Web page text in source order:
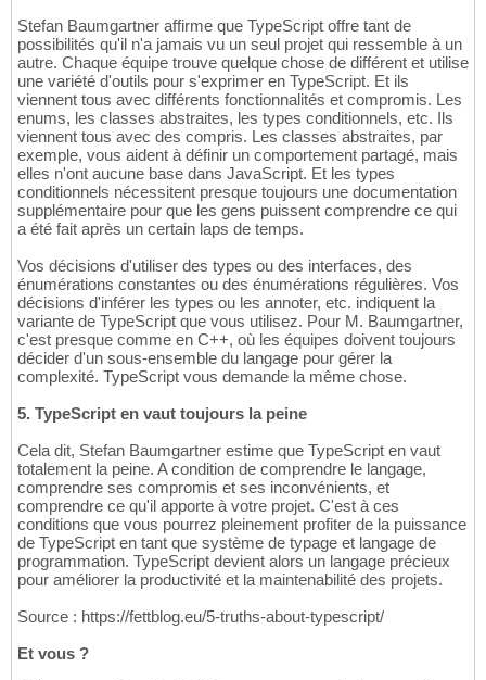
Stefan Baumgartner affirme que TypeScript offre tant de
possibilités qu'il n'a jamais vu un seul projet qui ressemble à un
autre. Chaque équipe trouve quelque chose de différent et utilise
une variété d'outils pour s'exprimer en TypeScript. Et ils
viennent tous avec différents fonctionnalités et compromis. Les
enums, les classes abstraites, les types conditionnels, etc. Ils
viennent tous avec des compris. Les classes abstraites, par
exemple, vous aident à définir un comportement partagé, mais
elles n'ont aucune base dans JavaScript. Et les types
conditionnels nécessitent presque toujours une documentation
supplémentaire pour que les gens puissent comprendre ce qui
a été fait après un certain laps de temps.
Vos décisions d'utiliser des types ou des interfaces, des
énumérations constantes ou des énumérations régulières. Vos
décisions d'inférer les types ou les annoter, etc. indiquent la
variante de TypeScript que vous utilisez. Pour M. Baumgartner,
c'est presque comme en C++, où les équipes doivent toujours
décider d'un sous-ensemble du langage pour gérer la
complexité. TypeScript vous demande la même chose.
5. TypeScript en vaut toujours la peine
Cela dit, Stefan Baumgartner estime que TypeScript en vaut
totalement la peine. A condition de comprendre le langage,
comprendre ses compromis et ses inconvénients, et
comprendre ce qu'il apporte à votre projet. C'est à ces
conditions que vous pourrez pleinement profiter de la puissance
de TypeScript en tant que système de typage et langage de
programmation. TypeScript devient alors un langage précieux
pour améliorer la productivité et la maintenabilité des projets.
Source : https://fettblog.eu/5-truths-about-typescript/
Et vous ?